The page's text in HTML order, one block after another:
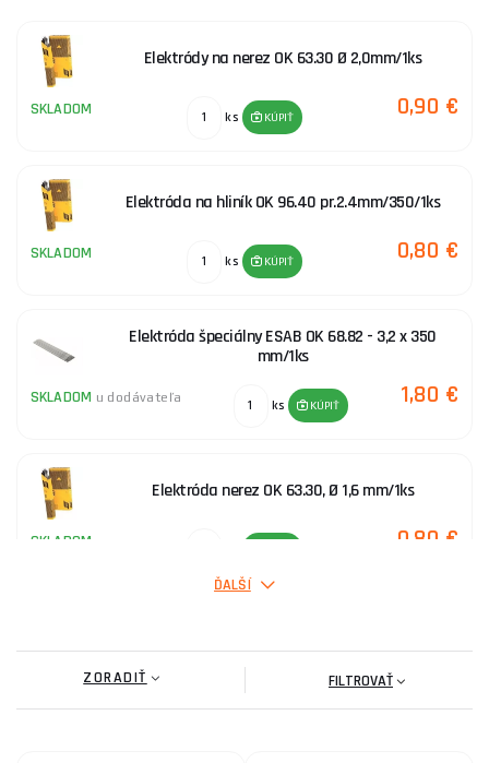
Volfrámové elektródy-tig
Elektródy na nerez OK 63.30 Ø 2,0mm/1ks
SKLADOM ks KÚPIŤ 0,90 €
Elektróda na hliník OK 96.40 pr.2.4mm/350/1ks
SKLADOM ks KÚPIŤ 0,80 €
Elektróda špeciálny ESAB OK 68.82 - 3,2 x 350
mm/1ks
SKLADOM u dodávateľa ks KÚPIŤ 1,80 €
Elektróda nerez OK 63.30, Ø 1,6 mm/1ks
SKLADOM 0,80 €
SKLADOM 1,20 €
ĎALŠÍ
ZORADIŤ FILTROVAŤ